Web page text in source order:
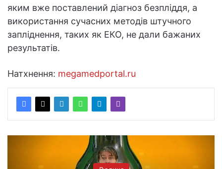
яким вже поставлений діагноз безпліддя, а
використання сучасних методів штучного
запліднення, таких як ЕКО, не дали бажаних
результатів.
Натхнення: megamedportal.ru